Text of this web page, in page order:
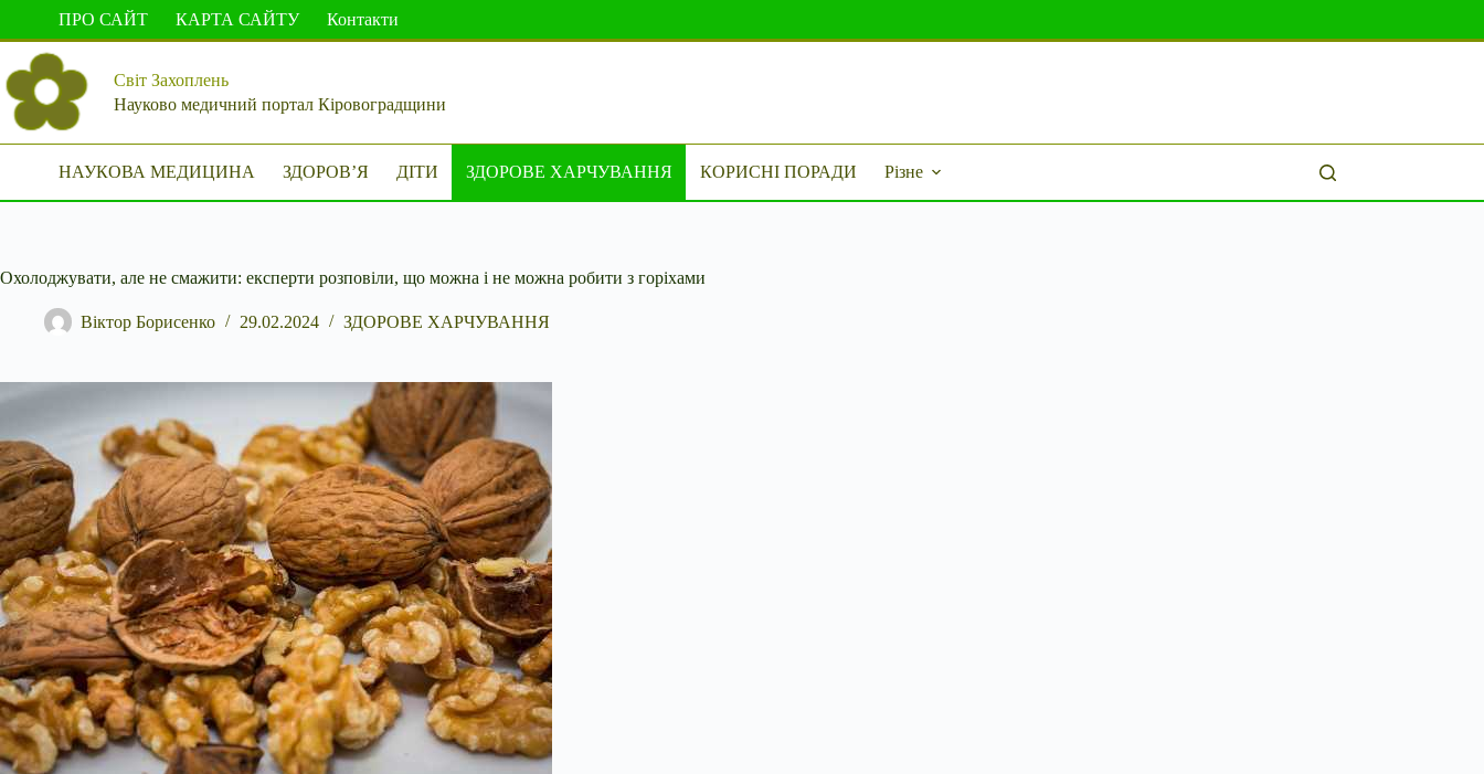
вмісту
ПРО САЙТ КАРТА САЙТУ Контакти
Світ Захоплень
Науково медичний портал Кіровоградщини
НАУКОВА МЕДИЦИНА ЗДОРОВ’Я ДІТИ ЗДОРОВЕ ХАРЧУВАННЯ КОРИСНІ ПОРАДИ Різне
Охолоджувати, але не смажити: експерти розповіли, що можна і не можна робити з горіхами
Віктор Борисенко 29.02.2024 ЗДОРОВЕ ХАРЧУВАННЯ